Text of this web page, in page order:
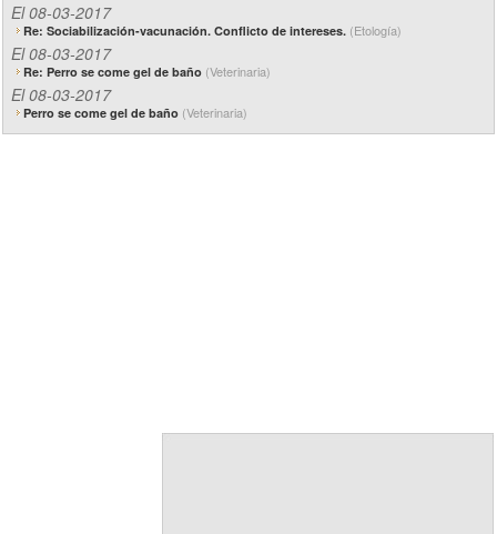
El 08-03-2017
Re: Sociabilización-vacunación. Conflicto de intereses. (Etología)
El 08-03-2017
Re: Perro se come gel de baño (Veterinaria)
El 08-03-2017
Perro se come gel de baño (Veterinaria)